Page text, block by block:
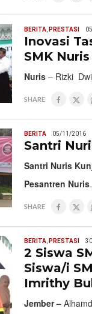
BERITA, PRESTASI
Inovasi
SMK
Nuris– Rizki
SHARE
BERITA 05/11/2016
Santri
Santri Nuris
Pesantren Nuris
SHARE
BERITA, PRESTASI
2 Siswa
Siswa/i
Imrithy
Jember –